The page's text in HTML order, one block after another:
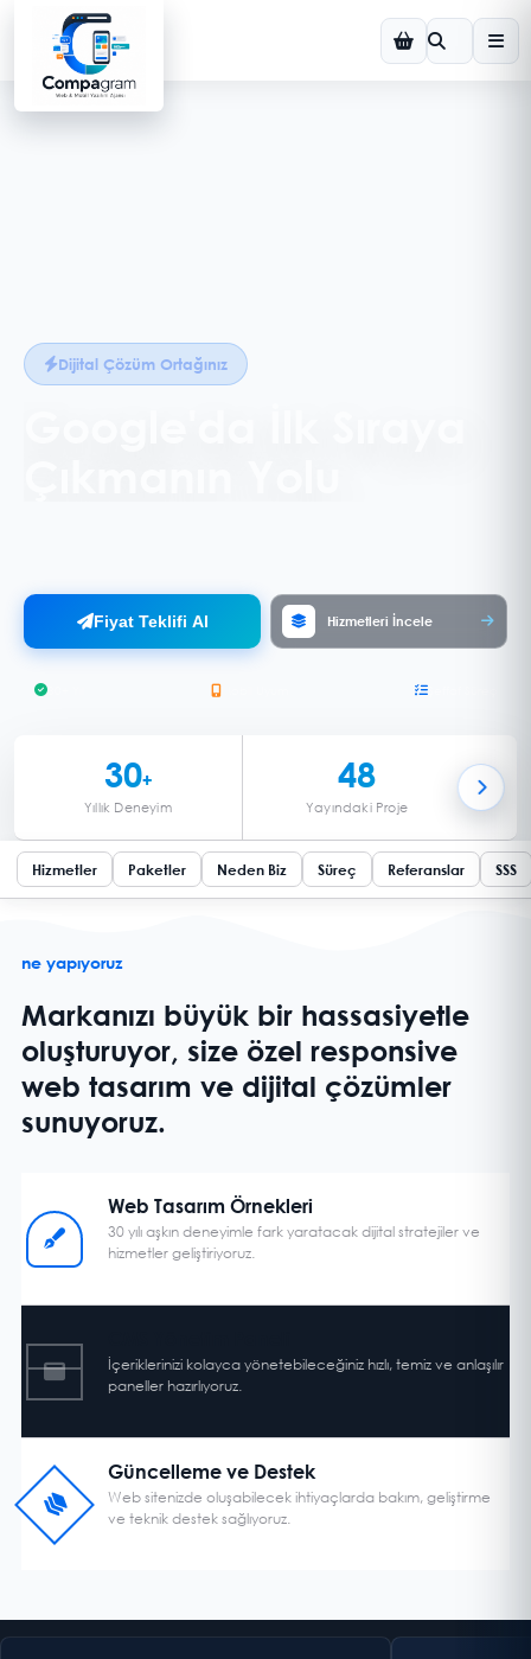
Dijital Çözüm Ortağınız
Fiyat Teklifi Al Hizmetleri İncele
Mobil Uyum
30+
Yıllık Deneyim
48
Yayındaki Proje
Hizmetler Paketler Neden Biz Süreç Referanslar SSS
ne yapıyoruz
Markanızı büyük bir hassasiyetle
oluşturuyor, size özel responsive
web tasarım ve dijital çözümler
sunuyoruz.
Web Tasarım Örnekleri
30 yılı aşkın deneyimle fark yaratacak dijital stratejiler ve
hizmetler geliştiriyoruz.
İçeriklerinizi kolayca yönetebileceğiniz hızlı, temiz ve anlaşılır
paneller hazırlıyoruz.
Güncelleme ve Destek
Web sitenizde oluşabilecek ihtiyaçlarda bakım, geliştirme
ve teknik destek sağlıyoruz.